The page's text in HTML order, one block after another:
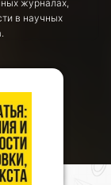
журналах,
в научных